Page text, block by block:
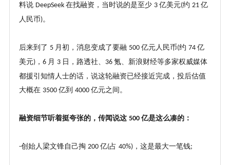
料说 DeepSeek 在找融资，当时说的是至少 3 亿美元(约 21 亿
人民币)。
后来到了 5 月初，消息变成了要融 500 亿元人民币(约 74 亿
美元)， 6 月 3 日，路透社、 36 氪、新浪财经等多家权威媒体
都援引知情人士的话，说这轮融资已经接近完成，投后估值
大概在 3500 亿到 4000 亿元之间。
融资细节听着挺夸张的，传闻说这 500 亿是这么凑的：
-创始人梁文锋自己掏 200 亿(占 40%)，这是最大一笔钱;